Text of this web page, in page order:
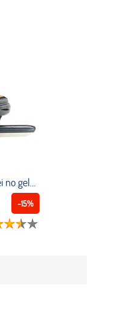
Inverno sapatos de hóquei no gelo adulto criança patins de gelo profissional bola lâmina faca hóquei no gelo sapatos patins de gelo real crianças
-15%